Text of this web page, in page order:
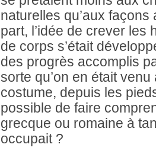
naturelles qu’aux façons
part, l’idée de crever les
de corps s’était
des progrès accomplis
sorte qu’on en était
costume, depuis les
possible de faire
grecque ou romaine à
occupait ?